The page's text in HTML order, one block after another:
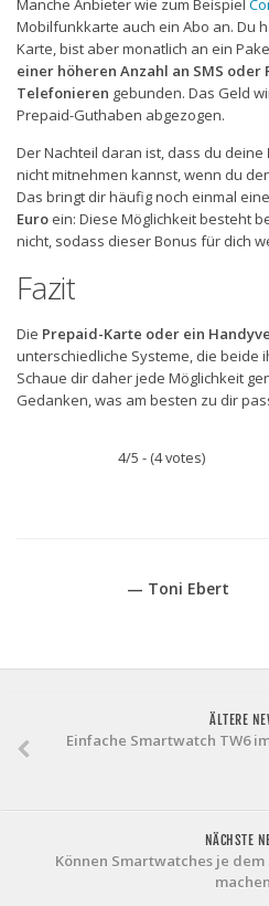
Manche Anbieter wie zum Beispiel
Mobilfunkkarte auch ein Abo an. Du
Karte, bist aber monatlich an ein
einer höheren Anzahl an SMS oder
Telefonieren gebunden. Das Geld
Prepaid-Guthaben abgezogen.
Der Nachteil daran ist, dass du deine
nicht mitnehmen kannst, wenn du
Das bringt dir häufig noch einmal
Euro ein: Diese Möglichkeit besteht
nicht, sodass dieser Bonus für dich
Fazit
Die Prepaid-Karte oder ein
unterschiedliche Systeme, die beide
Schaue dir daher jede Möglichkeit
Gedanken, was am besten zu dir
4/5 - (4 votes)
— Toni Ebert
ÄLTERE
Einfache Smartwatch TW6
NÄCHSTE
Können Smartwatches je